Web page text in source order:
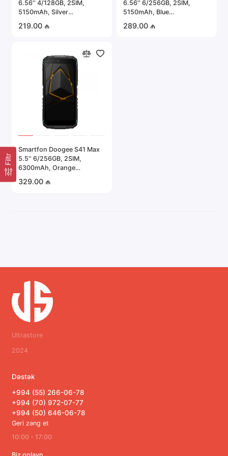
Portativ elektronika
Təhlükəsizlik sistemləri
Avtomobil elektronikası
Hamısını göstər
Filtr
6.56'' 4/128GB, 2SIM,
5150mAh, Silver
219.00 ₼
6.56'' 6/256GB, 2SIM,
5150mAh, Blue
289.00 ₼
Smartfon Doogee S41 Max
5.5'' 6/256GB, 2SIM,
6300mAh, Orange
329.00 ₼
Ultrastore
2024
Dəstək
+994 (55) 266-06-78
+994 (70) 972-07-77
+994 (50) 646-06-78
Geri zəng et
10:00 - 17:00